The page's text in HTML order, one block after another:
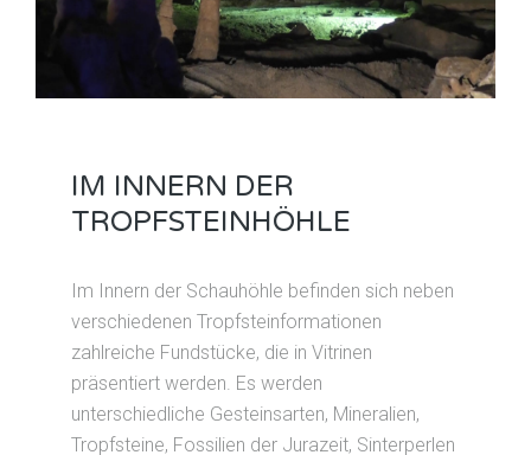
IM INNERN DER
TROPFSTEINHÖHLE
Im Innern der Schauhöhle befinden sich neben
verschiedenen Tropfsteinformationen
zahlreiche Fundstücke, die in Vitrinen
präsentiert werden. Es werden
unterschiedliche Gesteinsarten, Mineralien,
Tropfsteine, Fossilien der Jurazeit, Sinterperlen